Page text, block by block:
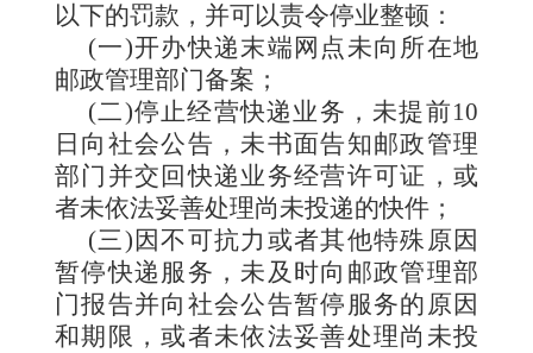
以下的罚款，并可以责令停业整顿：
(一)开办快递末端网点未向所在地
邮政管理部门备案；
(二)停止经营快递业务，未提前10
日向社会公告，未书面告知邮政管理
部门并交回快递业务经营许可证，或
者未依法妥善处理尚未投递的快件；
(三)因不可抗力或者其他特殊原因
暂停快递服务，未及时向邮政管理部
门报告并向社会公告暂停服务的原因
和期限，或者未依法妥善处理尚未投